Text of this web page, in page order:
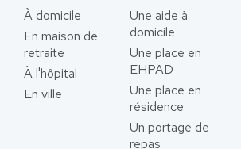
À domicile
En maison de
retraite
À l'hôpital
En ville
Une aide à
domicile
Une place en
EHPAD
Une place en
résidence
Un portage de
repas